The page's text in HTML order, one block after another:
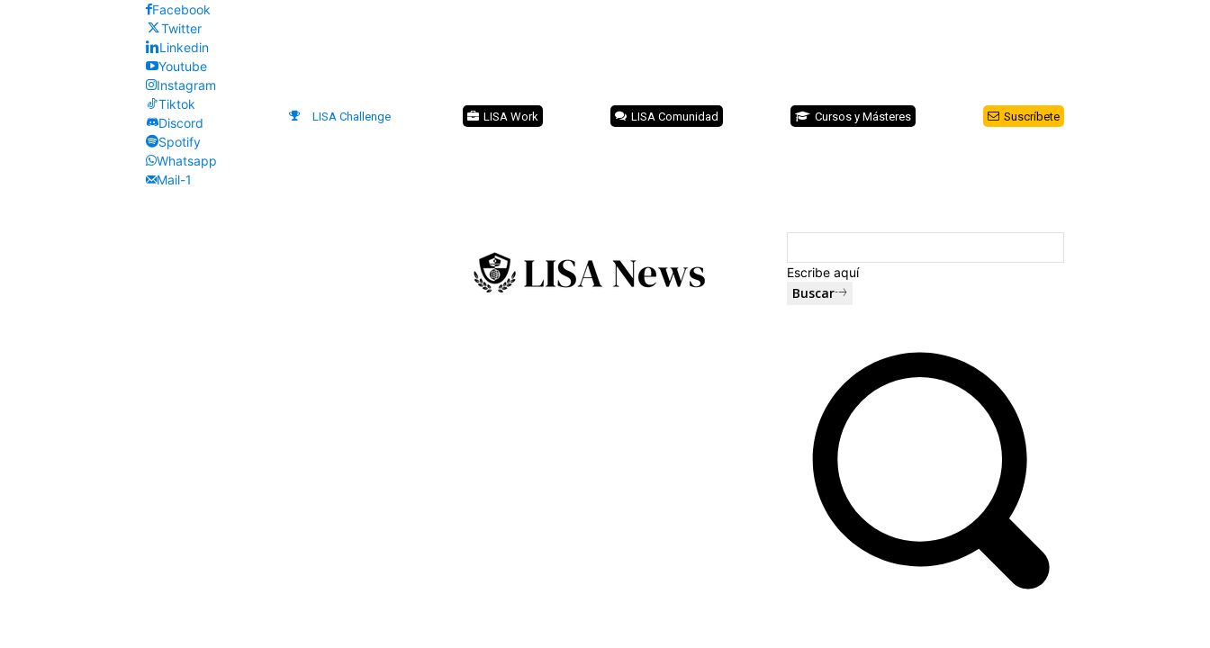
Suscríbete
Cursos y Másteres
LISA Comunidad
LISA Work
LISA Challenge
Facebook
Twitter
Linkedin
Youtube
Instagram
Tiktok
Discord
Spotify
Whatsapp
Mail-1
Escribe aquí
Buscar